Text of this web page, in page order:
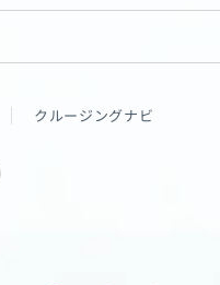
クルージングナビ